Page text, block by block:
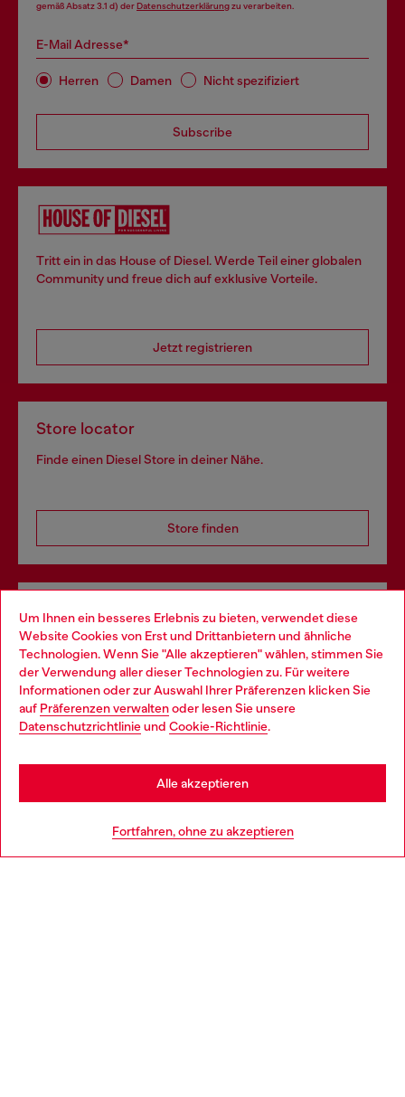
Um Ihnen ein besseres Erlebnis zu bieten, verwendet diese
Website Cookies von Erst und Drittanbietern und ähnliche
Technologien. Wenn Sie "Alle akzeptieren" wählen, stimmen Sie
der Verwendung aller dieser Technologien zu. Für weitere
Informationen oder zur Auswahl Ihrer Präferenzen klicken Sie
auf Präferenzen verwaltenoder lesen Sie unsere
Datenschutzrichtlinieund Cookie-Richtlinie.
Fortfahren, ohne zu akzeptieren
Alle akzeptieren
gemäß Absatz 3.1 d) derDatenschutzerklärungzu verarbeiten.
E-Mail Adresse*
Herren Damen Nicht spezifiziert
Subscribe
Tritt ein in das House of Diesel. Werde Teil einer globalen
Community und freue dich auf exklusive Vorteile.
Jetzt registrieren
Store locator
Finde einen Diesel Store in deiner Nähe.
Store finden
Omnichannel-Services
Entdecke unser gesamtes Service-Angebot, online und
im Store.
Mehr erfahren
Choose your location
You are currently browsing Österreich website, but it seems you
may be based in United States